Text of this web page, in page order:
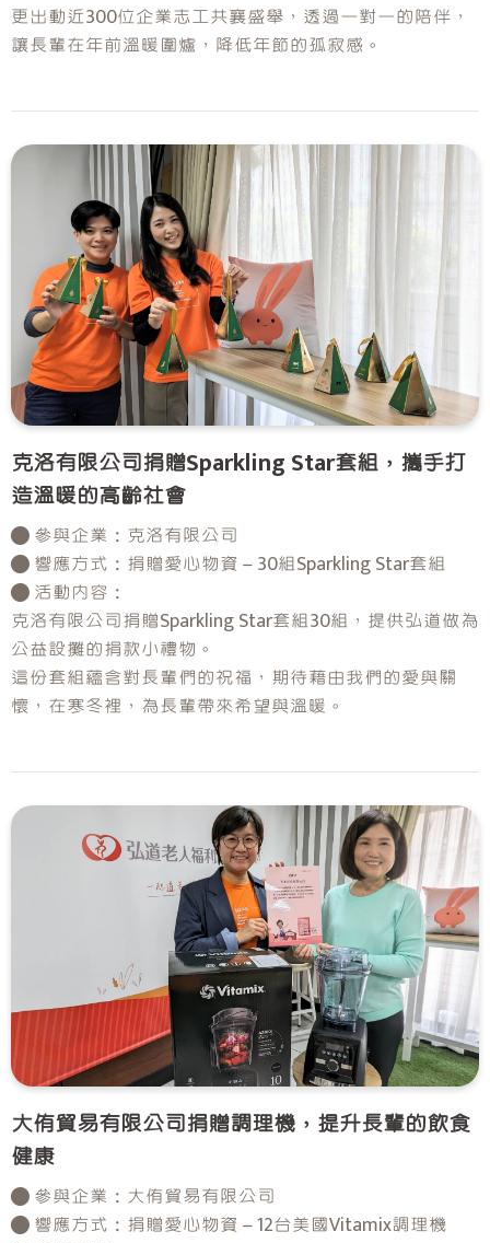
更出動近300位企業志工共襄盛舉，透過一對一的陪伴，
讓長輩在年前溫暖圍爐，降低年節的孤寂感。
克洛有限公司捐贈Sparkling Star套組，攜手打
造溫暖的高齡社會
● 參與企業：克洛有限公司
● 響應方式：捐贈愛心物資－30組Sparkling Star套組
● 活動內容：
克洛有限公司捐贈Sparkling Star套組30組，提供弘道做為
公益設攤的捐款小禮物。
這份套組蘊含對長輩們的祝福，期待藉由我們的愛與關
懷，在寒冬裡，為長輩帶來希望與溫暖。
大侑貿易有限公司捐贈調理機，提升長輩的飲食
健康
● 參與企業：大侑貿易有限公司
● 響應方式：捐贈愛心物資－12台美國Vitamix調理機